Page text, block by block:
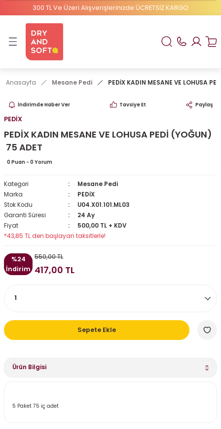
300 TL Ve Üzeri Alışverişlerinizde ÜCRETSİZ KARGO
Geri Dön
ELBEBEK ELİTE
Anasayfa Mesane Pedi PEDİX KADIN MESANE VE LOHUSA
İndirimde Haber Ver Tavsiye Et Paylaş
PEDİX
PEDİX KADIN MESANE VE LOHUSA PEDİ (YOĞUN)
75 ADET
0 Puan - 0 Yorum
Kategori
Mesane Pedi
Marka
PEDİX
Stok Kodu
U04.X01.101.ML03
Garanti Süresi
24 Ay
Fiyat
500,00 TL + KDV
*43,85 TL den başlayan taksitlerle!
%24
İndirim
550,00 TL
417,00 TL
Sepete Ekle
Ürün Bilgisi
5 Paket 75 iç adet